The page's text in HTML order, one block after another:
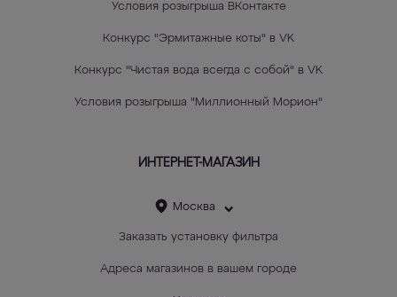
Условия розыгрыша ВКонтакте
Конкурс "Эрмитажные коты" в VK
Конкурс "Чистая вода всегда с собой" в VK
Условия розыгрыша "Миллионный Морион"
ИНТЕРНЕТ-МАГАЗИН
Москва
Заказать установку фильтра
Адреса магазинов в вашем городе